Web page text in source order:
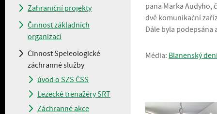
Zahraniční projekty
Činnost základních
organizací
Činnost Speleologické
záchranné služby
úvod o SZS ČSS
Lezecké trenažéry SRT
Záchranné akce
pana Marka Audyho,
dvě komunikační
Dále byla
Média: Blanenský